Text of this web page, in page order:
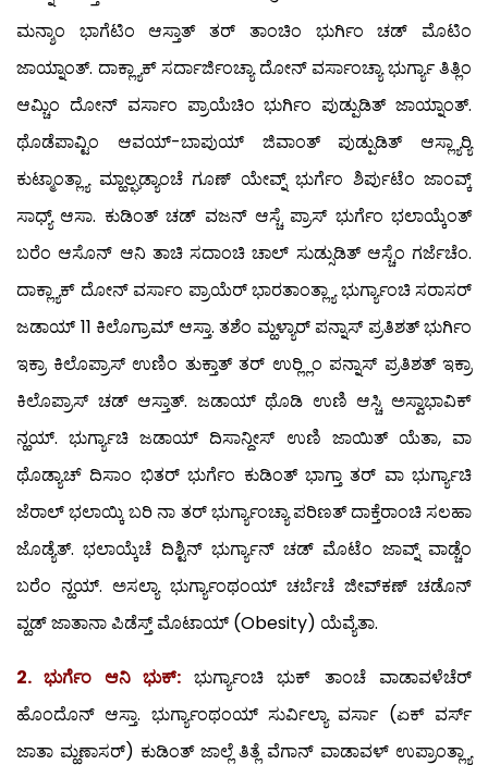
ಮನ್ಶಾಂ ಭಾಗೆಟಿಂ ಆಸ್ತಾತ್ ತರ್ ತಾಂಚಿಂ ಭುರ್ಗಿಂ ಚಡ್ ಮೊಟಿಂ
ಜಾಯ್ನಾಂತ್. ದಾಕ್ಲ್ಯಾಕ್ ಸರ್ದಾರ್ಜಿಂಚ್ಯಾ ದೋನ್ ವರ್ಸಾಂಚ್ಯಾ ಭುರ್ಗ್ಯಾ ತಿತ್ಲಿಂ
ಆಮ್ಚಿಂ ದೋನ್ ವರ್ಸಾಂ ಪ್ರಾಯೆಚಿಂ ಭುರ್ಗಿಂ ಪುಡ್ಪುಡಿತ್ ಜಾಯ್ನಾಂತ್.
ಥೊಡೆಪಾವ್ಟಿಂ ಆವಯ್-ಬಾಪುಯ್ ಜಿವಾಂತ್ ಪುಡ್ಪುಡಿತ್ ಆಸ್ಲ್ಯಾರ್‍ಯಿ
ಕುಟ್ಮಾಂತ್ಲ್ಯಾ ಮ್ಹಾಲ್ಘಡ್ಯಾಂಚೆ ಗೂಣ್ ಯೇವ್ನ್ ಭುರ್ಗೆಂ ಶಿರ್ಪುಟೆಂ ಜಾಂವ್ಕ್
ಸಾಧ್ಯ್ ಆಸಾ. ಕುಡಿಂತ್ ಚಡ್ ವಜನ್ ಆಸ್ಚೆ ಪ್ರಾಸ್ ಭುರ್ಗೆಂ ಭಲಾಯ್ಕೆಂತ್
ಬರೆಂ ಆಸೊನ್ ಆನಿ ತಾಚಿ ಸದಾಂಚಿ ಚಾಲ್ ಸುಡ್ಸುಡಿತ್ ಆಸ್ಚೆಂ ಗರ್ಜೆಚೆಂ.
ದಾಕ್ಲ್ಯಾಕ್ ದೋನ್ ವರ್ಸಾಂ ಪ್ರಾಯೆರ್ ಭಾರತಾಂತ್ಲ್ಯಾ ಭುರ್ಗ್ಯಾಂಚಿ ಸರಾಸರ್
ಜಡಾಯ್ 11 ಕಿಲೊಗ್ರಾಮ್ ಆಸ್ತಾ. ತಶೆಂ ಮ್ಹಳ್ಯಾರ್ ಪನ್ನಾಸ್ ಪ್ರತಿಶತ್ ಭುರ್ಗಿಂ
ಇಕ್ರಾ ಕಿಲೊಪ್ರಾಸ್ ಉಣಿಂ ತುಕ್ತಾತ್ ತರ್ ಉರ್‍ಲ್ಲಿಂ ಪನ್ನಾಸ್ ಪ್ರತಿಶತ್ ಇಕ್ರಾ
ಕಿಲೊಪ್ರಾಸ್ ಚಡ್ ಆಸ್ತಾತ್. ಜಡಾಯ್ ಥೊಡಿ ಉಣಿ ಆಸ್ಚಿ ಅಸ್ವಾಭಾವಿಕ್
ನ್ಹಯ್. ಭುರ್ಗ್ಯಾಚಿ ಜಡಾಯ್ ದಿಸಾನ್ದೀಸ್ ಉಣಿ ಜಾಯಿತ್ ಯೆತಾ, ವಾ
ಥೊಡ್ಯಾಚ್ ದಿಸಾಂ ಭಿತರ್ ಭುರ್ಗೆಂ ಕುಡಿಂತ್ ಭಾಗ್ತಾ ತರ್ ವಾ ಭುರ್ಗ್ಯಾಚಿ
ಜೆರಾಲ್ ಭಲಾಯ್ಕಿ ಬರಿ ನಾ ತರ್ ಭುರ್ಗ್ಯಾಂಚ್ಯಾ ಪರಿಣತ್ ದಾಕ್ತೆರಾಂಚಿ ಸಲಹಾ
ಜೊಡ್ಯೆತ್. ಭಲಾಯ್ಕೆಚೆ ದಿಶ್ಟಿನ್ ಭುರ್ಗ್ಯಾನ್ ಚಡ್ ಮೊಟೆಂ ಜಾವ್ನ್ ವಾಡ್ಚೆಂ
ಬರೆಂ ನ್ಹಯ್. ಅಸಲ್ಯಾ ಭುರ್ಗ್ಯಾಂಥಂಯ್ ಚರ್ಬೆಚೆ ಜೀವ್‍ಕಣ್ ಚಡೊನ್
ವ್ಹಡ್ ಜಾತಾನಾ ಪಿಡೆಸ್ತ್ ಮೊಟಾಯ್ (Obesity) ಯೆವ್ಯೆತಾ.
2. ಭುರ್ಗೆಂ ಆನಿ ಭುಕ್: ಭುರ್ಗ್ಯಾಂಚಿ ಭುಕ್ ತಾಂಚೆ ವಾಡಾವಳೆಚೆರ್
ಹೊಂದೊನ್ ಆಸ್ತಾ. ಭುರ್ಗ್ಯಾಂಥಂಯ್ ಸುರ್ವಿಲ್ಯಾ ವರ್ಸಾ (ಏಕ್ ವರ್ಸ್
ಜಾತಾ ಮ್ಹಣಾಸರ್) ಕುಡಿಂತ್ ಜಾಲ್ಲೆ ತಿತ್ಲೆ ವೆಗಾನ್ ವಾಡಾವಳ್ ಉಪ್ರಾಂತ್ಲ್ಯಾ